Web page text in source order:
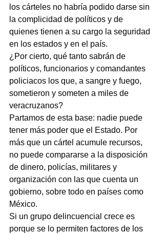
los cárteles no habría podido darse sin
la complicidad de políticos y de
quienes tienen a su cargo la seguridad
en los estados y en el país.
¿Por cierto, qué tanto sabrán de
políticos, funcionarios y comandantes
policiacos los que, a sangre y fuego,
sometieron y someten a miles de
veracruzanos?
Partamos de esta base: nadie puede
tener más poder que el Estado. Por
más que un cártel acumule recursos,
no puede compararse a la disposición
de dinero, policías, militares y
organización con las que cuenta un
gobierno, sobre todo en países como
México.
Si un grupo delincuencial crece es
porque se lo permiten factores de los